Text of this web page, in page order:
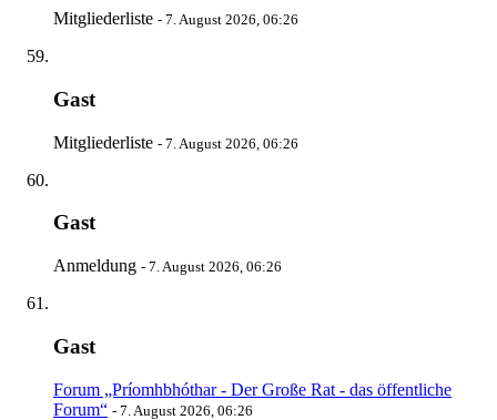
Mitgliederliste - 7. August 2026, 06:26
Gast
Mitgliederliste - 7. August 2026, 06:26
Gast
Anmeldung - 7. August 2026, 06:26
Gast
Forum „Príomhbhóthar - Der Große Rat - das öffentliche
Forum“ - 7. August 2026, 06:26